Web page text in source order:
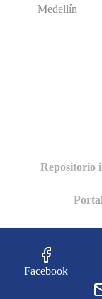
Medellín
Repositorio
Facebook